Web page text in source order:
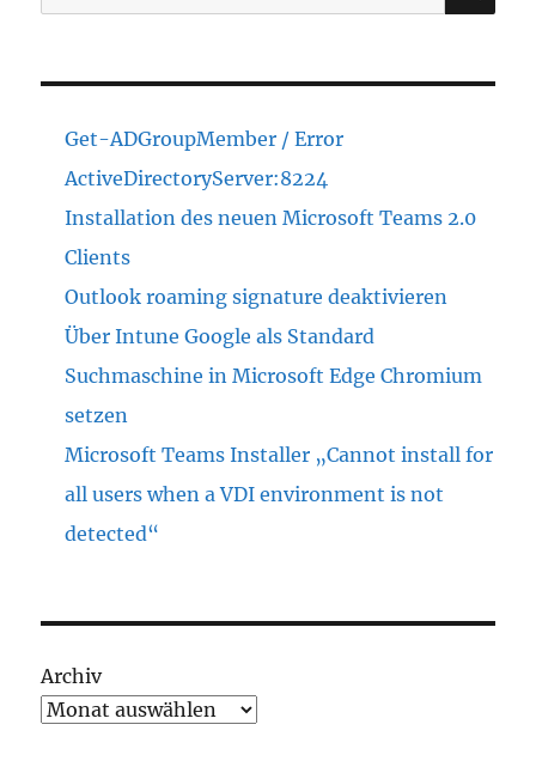
nach:
Get-ADGroupMember / Error
ActiveDirectoryServer:8224
Installation des neuen Microsoft Teams 2.0
Clients
Outlook roaming signature deaktivieren
Über Intune Google als Standard
Suchmaschine in Microsoft Edge Chromium
setzen
Microsoft Teams Installer „Cannot install for
all users when a VDI environment is not
detected“
Archiv